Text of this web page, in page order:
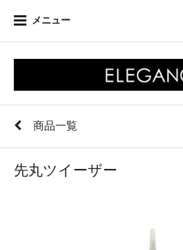
メニュー
商品一覧
先丸ツイーザー